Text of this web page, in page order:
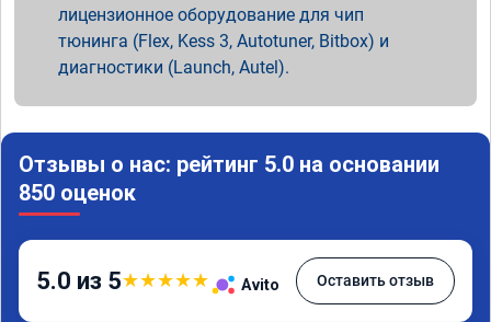
лицензионное оборудование для чип
тюнинга (Flex, Kess 3, Autotuner, Bitbox) и
диагностики (Launch, Autel).
Отзывы о нас: рейтинг 5.0 на основании
850 оценок
5.0 из 5★★★★★ Avito Оставить отзыв